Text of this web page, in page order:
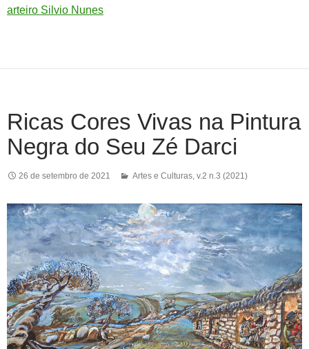
arteiro Silvio Nunes
Ricas Cores Vivas na Pintura
Negra do Seu Zé Darci
26 de setembro de 2021 Artes e Culturas v.2 n.3 (2021)